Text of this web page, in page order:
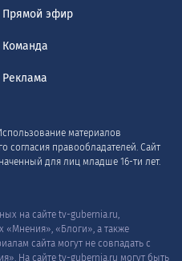
Прямой эфир
Команда
Реклама
материалов
согласия правообладателей. Сайт
для лиц младше 16-ти лет.
на сайте tv-gubernia.ru,
«Мнения», «Блоги», а также
сайта могут не совпадать с
На сайте tv-gubernia.ru могут быть